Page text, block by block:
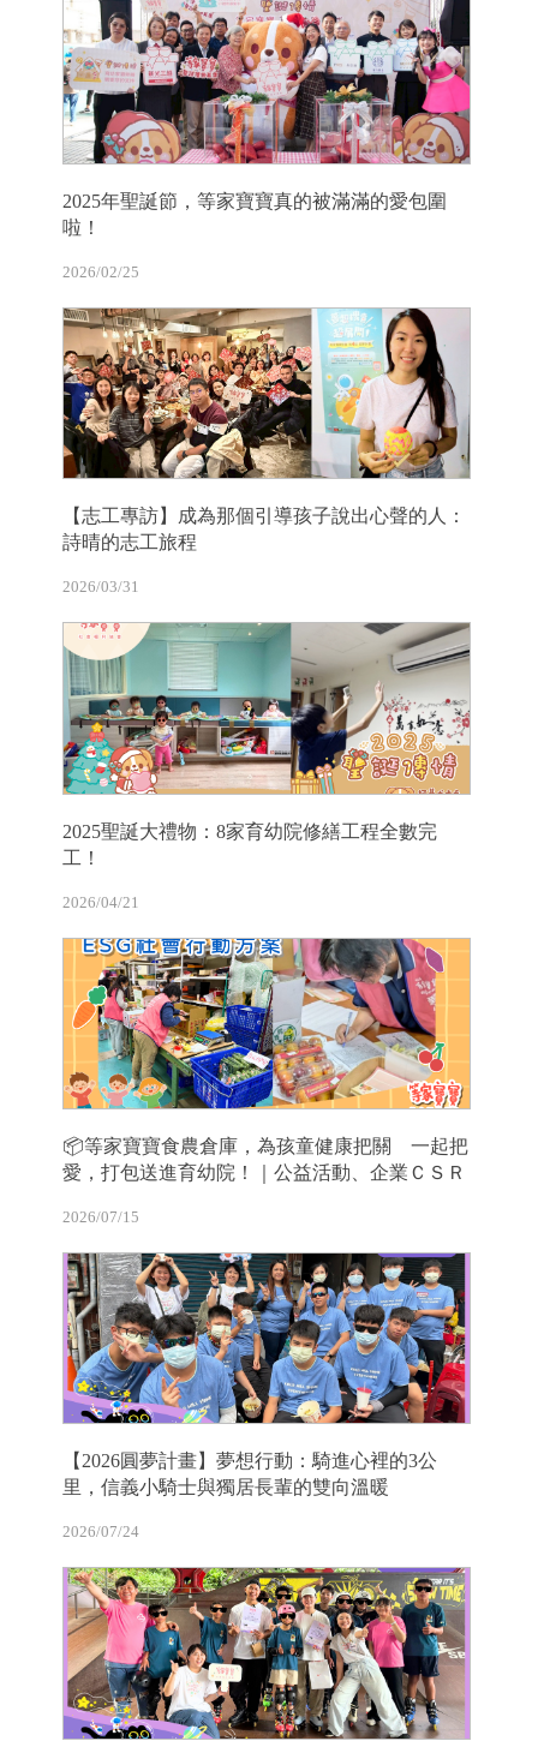
2025年聖誕節，等家寶寶真的被滿滿的愛包圍
啦！
2026/02/25
【志工專訪】成為那個引導孩子說出心聲的人：
詩晴的志工旅程
2026/03/31
2025聖誕大禮物：8家育幼院修繕工程全數完
工！
2026/04/21
📦等家寶寶食農倉庫，為孩童健康把關 一起把
愛，打包送進育幼院！｜公益活動、企業ＣＳＲ
2026/07/15
【2026圓夢計畫】夢想行動：騎進心裡的3公
里，信義小騎士與獨居長輩的雙向溫暖
2026/07/24